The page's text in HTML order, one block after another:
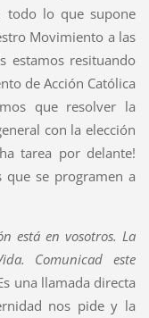
todo lo que supone
Movimiento a las
estamos resituando
de Acción Católica
que resolver la
con la elección
tarea por delante!
que se programen a
está en vosotros. La
Comunicad este
una llamada directa
nos pide y la